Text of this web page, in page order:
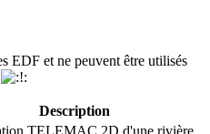
EDF et ne peuvent être utilisés
Description
TELEMAC 2D d'une rivière